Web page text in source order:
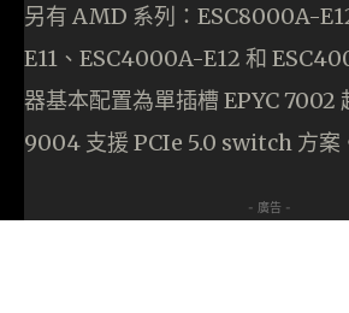
另有 AMD 系列：ESC8000A-
E11、ESC4000A-E12 和
器基本配置為單插槽 EPYC 7002
9004 支援 PCIe 5.0 switch 方案
- 廣告 -